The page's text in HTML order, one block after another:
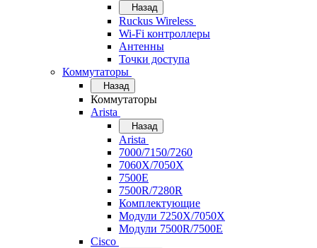
Назад
Ruckus Wireless
Wi-Fi контроллеры
Антенны
Точки доступа
Коммутаторы
Назад
Коммутаторы
Arista
Назад
Arista
7000/7150/7260
7060X/7050X
7500E
7500R/7280R
Комплектующие
Модули 7250X/7050X
Модули 7500R/7500E
Cisco